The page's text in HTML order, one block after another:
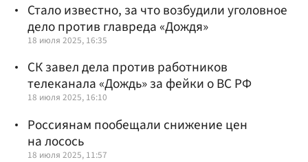
Стало известно, за что возбудили уголовное
дело против главреда «Дождя»
18 июля 2025, 16:35
СК завел дела против работников
телеканала «Дождь» за фейки о ВС РФ
18 июля 2025, 16:10
Россиянам пообещали снижение цен
на лосось
18 июля 2025, 11:57